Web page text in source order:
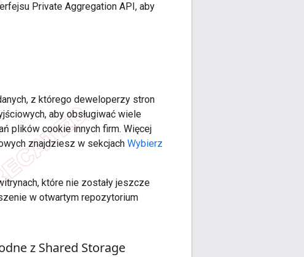
Private Aggregation API, aby
z którego deweloperzy stron
aby obsługiwać wiele
plików cookie innych firm. Więcej
znajdziesz w sekcjach Wybierz
które nie zostały jeszcze
w otwartym repozytorium
z Shared Storage